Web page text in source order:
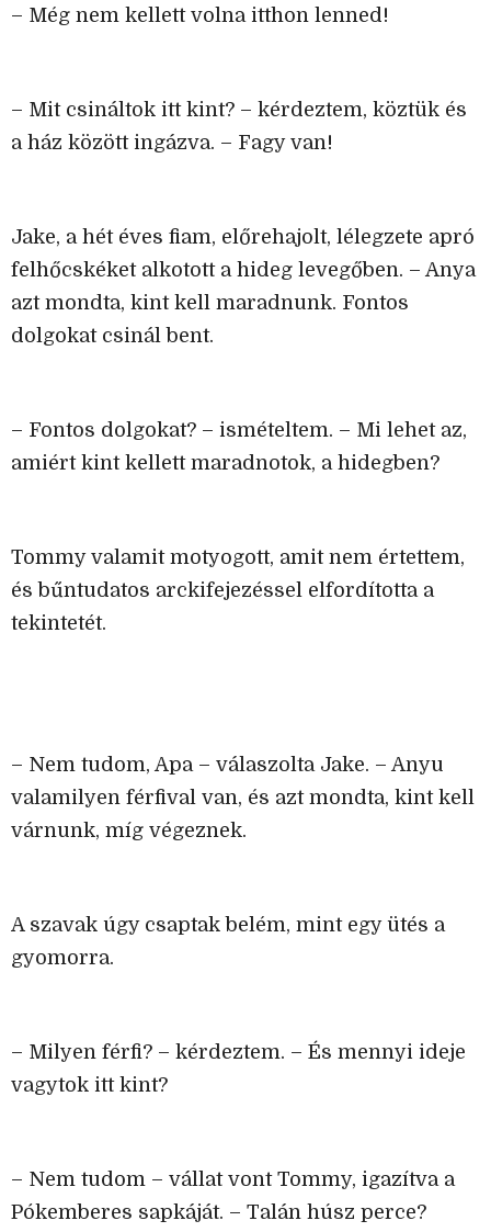
– Még nem kellett volna itthon lenned!
– Mit csináltok itt kint? – kérdeztem, köztük és
a ház között ingázva. – Fagy van!
Jake, a hét éves fiam, előrehajolt, lélegzete apró
felhőcskéket alkotott a hideg levegőben. – Anya
azt mondta, kint kell maradnunk. Fontos
dolgokat csinál bent.
– Fontos dolgokat? – ismételtem. – Mi lehet az,
amiért kint kellett maradnotok, a hidegben?
Tommy valamit motyogott, amit nem értettem,
és bűntudatos arckifejezéssel elfordította a
tekintetét.
– Nem tudom, Apa – válaszolta Jake. – Anyu
valamilyen férfival van, és azt mondta, kint kell
várnunk, míg végeznek.
A szavak úgy csaptak belém, mint egy ütés a
gyomorra.
– Milyen férfi? – kérdeztem. – És mennyi ideje
vagytok itt kint?
– Nem tudom – vállat vont Tommy, igazítva a
Pókemberes sapkáját. – Talán húsz perce?